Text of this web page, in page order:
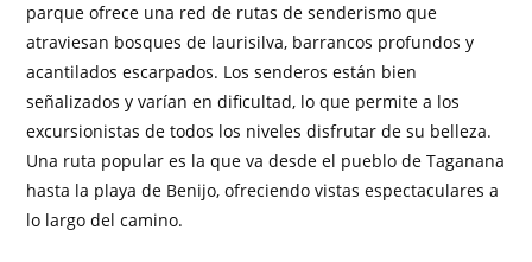
parque ofrece una red de rutas de senderismo que
atraviesan bosques de laurisilva, barrancos profundos y
acantilados escarpados. Los senderos están bien
señalizados y varían en dificultad, lo que permite a los
excursionistas de todos los niveles disfrutar de su belleza.
Una ruta popular es la que va desde el pueblo de Taganana
hasta la playa de Benijo, ofreciendo vistas espectaculares a
lo largo del camino.